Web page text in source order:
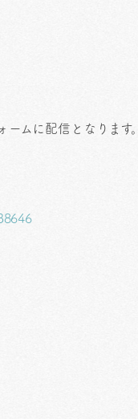
ムに配信となります。